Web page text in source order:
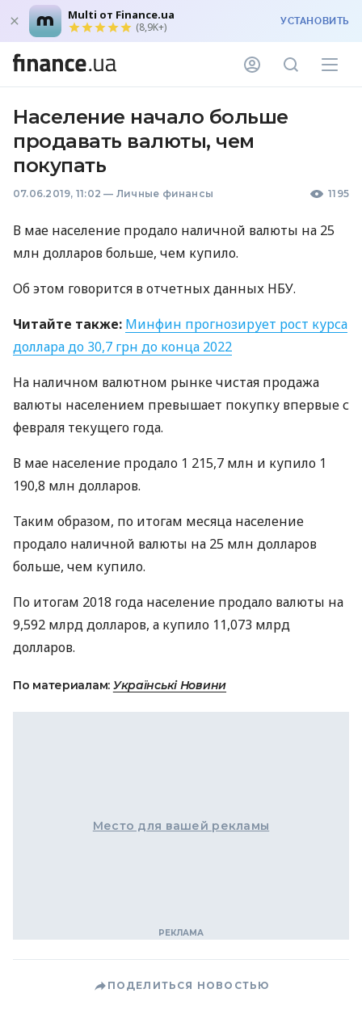
Multi от Finance.ua
(8,9K+) УСТАНОВИТЬ
Население начало больше
продавать валюты, чем
покупать
07.06.2019, 11:02 — Личные финансы 1195
В мае население продало наличной валюты на 25
млн долларов больше, чем купило.
Об этом говорится в отчетных данных НБУ.
Читайте также: Минфин прогнозирует рост курса
доллара до 30,7 грн до конца 2022
На наличном валютном рынке чистая продажа
валюты населением превышает покупку впервые с
февраля текущего года.
В мае население продало 1 215,7 млн и купило 1
190,8 млн долларов.
Таким образом, по итогам месяца население
продало наличной валюты на 25 млн долларов
больше, чем купило.
По итогам 2018 года население продало валюты на
9,592 млрд долларов, а купило 11,073 млрд
долларов.
По материалам: Українські Новини
Место для вашей рекламы
ПОДЕЛИТЬСЯ НОВОСТЬЮ